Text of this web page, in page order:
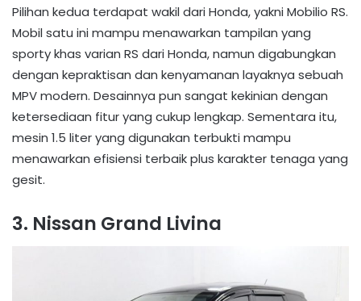
Pilihan kedua terdapat wakil dari Honda, yakni Mobilio RS.
Mobil satu ini mampu menawarkan tampilan yang
sporty khas varian RS dari Honda, namun digabungkan
dengan kepraktisan dan kenyamanan layaknya sebuah
MPV modern. Desainnya pun sangat kekinian dengan
ketersediaan fitur yang cukup lengkap. Sementara itu,
mesin 1.5 liter yang digunakan terbukti mampu
menawarkan efisiensi terbaik plus karakter tenaga yang
gesit.
3. Nissan Grand Livina